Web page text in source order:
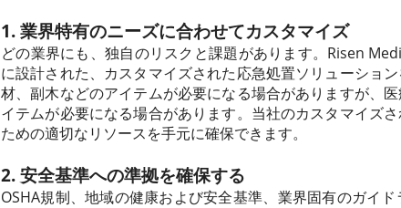
1. 業界特有のニーズに合わせてカスタマイズ
どの業界にも、独自のリスクと課題があります。Risen
に設計された、カスタマイズされた応急処置ソリューショ
材、副木などのアイテムが必要になる場合がありますが、
イテムが必要になる場合があります。当社のカスタマイズ
ための適切なリソースを手元に確保できます。
2. 安全基準への準拠を確保する
OSHA規制、地域の健康および安全基準、業界固有のガイ